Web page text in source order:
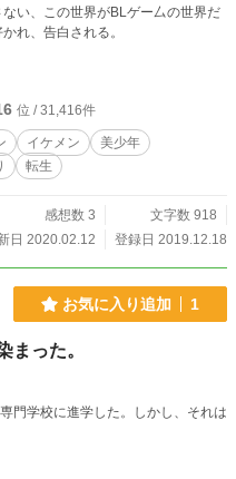
れ、告白される。
位 / 31,416件
イケメン
美少年
転生
感想数 3
文字数 918
日 2020.02.12
登録日 2019.12.18
お気に入り追加 1
まった。
門学校に進学した。しかし、それは